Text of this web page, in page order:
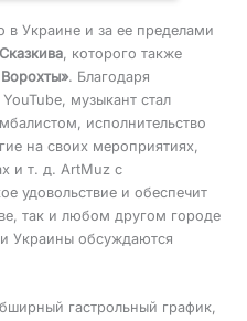
в Украине и за ее пределами
, которого также
. Благодаря
музыкант стал
исполнительство
на своих мероприятиях,
и т. д. ArtMuz с
удовольствие и обеспечит
так и любом другом городе
Украины обсуждаются
гастрольный график,